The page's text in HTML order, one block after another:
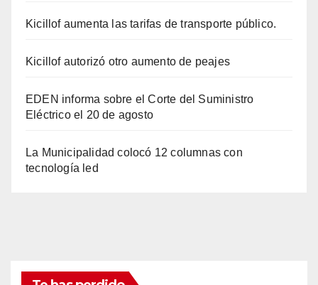
Kicillof aumenta las tarifas de transporte público.
Kicillof autorizó otro aumento de peajes
EDEN informa sobre el Corte del Suministro
Eléctrico el 20 de agosto
La Municipalidad colocó 12 columnas con
tecnología led